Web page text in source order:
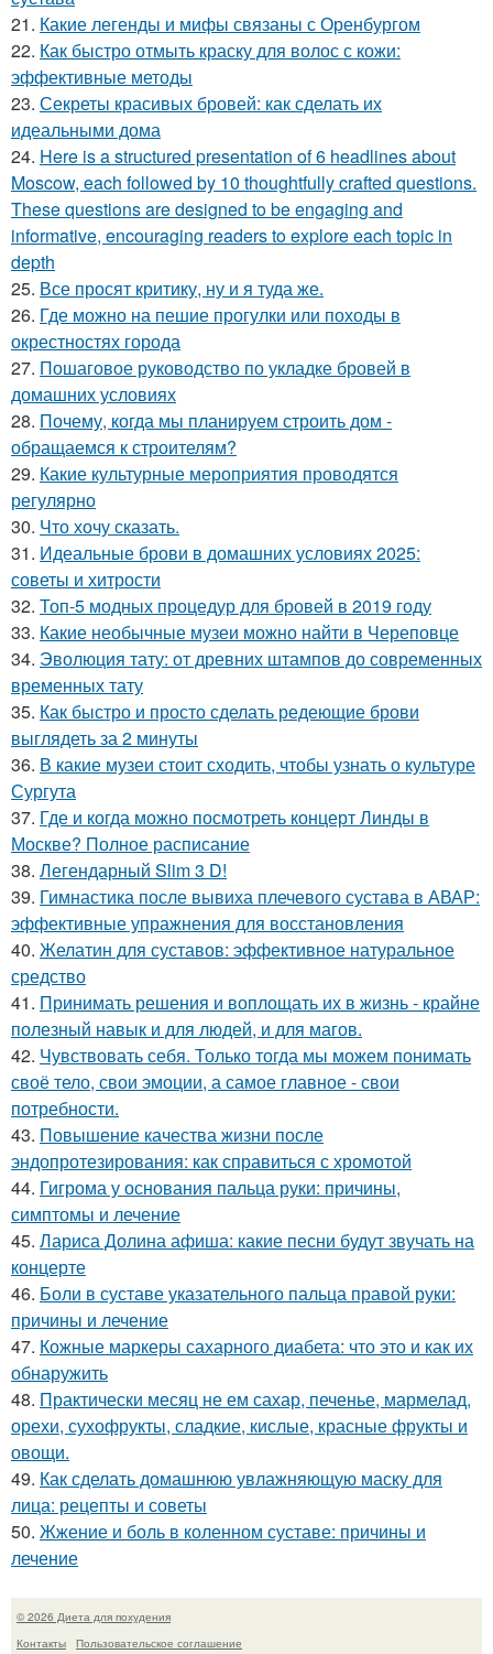
21. Какие легенды и мифы связаны с Оренбургом
22. Как быстро отмыть краску для волос с кожи:
эффективные методы
23. Секреты красивых бровей: как сделать их
идеальными дома
24. Here is a structured presentation of 6 headlines about
Moscow, each followed by 10 thoughtfully crafted questions.
These questions are designed to be engaging and
informative, encouraging readers to explore each topic in
depth
25. Все просят критику, ну и я туда же.
26. Где можно на пешие прогулки или походы в
окрестностях города
27. Пошаговое руководство по укладке бровей в
домашних условиях
28. Почему, когда мы планируем строить дом -
обращаемся к строителям?
29. Какие культурные мероприятия проводятся
регулярно
30. Что хочу сказать.
31. Идеальные брови в домашних условиях 2025:
советы и хитрости
32. Топ-5 модных процедур для бровей в 2019 году
33. Какие необычные музеи можно найти в Череповце
34. Эволюция тату: от древних штампов до современных
временных тату
35. Как быстро и просто сделать редеющие брови
выглядеть за 2 минуты
36. В какие музеи стоит сходить, чтобы узнать о культуре
Сургута
37. Где и когда можно посмотреть концерт Линды в
Москве? Полное расписание
38. Легендарный Slim 3 D!
39. Гимнастика после вывиха плечевого сустава в АВАР:
эффективные упражнения для восстановления
40. Желатин для суставов: эффективное натуральное
средство
41. Принимать решения и воплощать их в жизнь - крайне
полезный навык и для людей, и для магов.
42. Чувствовать себя. Только тогда мы можем понимать
своё тело, свои эмоции, а самое главное - свои
потребности.
43. Повышение качества жизни после
эндопротезирования: как справиться с хромотой
44. Гигрома у основания пальца руки: причины,
симптомы и лечение
45. Лариса Долина афиша: какие песни будут звучать на
концерте
46. Боли в суставе указательного пальца правой руки:
причины и лечение
47. Кожные маркеры сахарного диабета: что это и как их
обнаружить
48. Практически месяц не ем сахар, печенье, мармелад,
орехи, сухофрукты, сладкие, кислые, красные фрукты и
овощи.
49. Как сделать домашнюю увлажняющую маску для
лица: рецепты и советы
50. Жжение и боль в коленном суставе: причины и
лечение
© 2026 Диета для похудения
Контакты
Пользовательское соглашение